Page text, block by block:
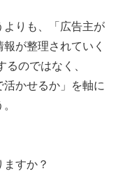
よりも、「広告主が
が整理されていく
のではなく、
活かせるか」を軸に
すか？